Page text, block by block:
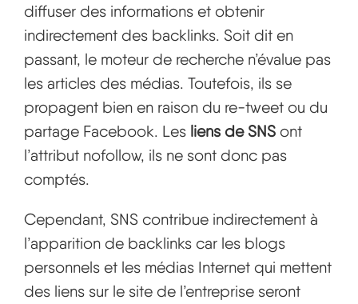
diffuser des informations et obtenir
indirectement des backlinks. Soit dit en
passant, le moteur de recherche n’évalue pas
les articles des médias. Toutefois, ils se
propagent bien en raison du re-tweet ou du
partage Facebook. Les liens de SNS ont
l’attribut nofollow, ils ne sont donc pas
comptés.
Cependant, SNS contribue indirectement à
l’apparition de backlinks car les blogs
personnels et les médias Internet qui mettent
des liens sur le site de l’entreprise seront